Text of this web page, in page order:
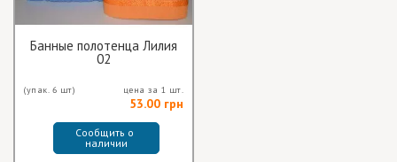
Банные полотенца Лилия
02
(упак. 6 шт) цена за 1 шт.
53.00 грн
Сообщить о
наличии